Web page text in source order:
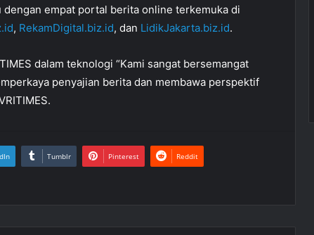
empat portal berita online terkemuka di
, RekamDigital.biz.id, dan LidikJakarta.biz.id.
dalam teknologi “Kami sangat bersemangat
penyajian berita dan membawa perspektif
Tumblr Pinterest Reddit